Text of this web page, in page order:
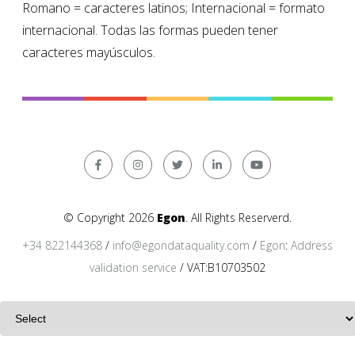
Romano = caracteres latinos; Internacional = formato
internacional. Todas las formas pueden tener
caracteres mayúsculos.
© Copyright 2026 Egon. All Rights Reserverd.
+34 822144368 / info@egondataquality.com / Egon: Address
validation service / VAT:B10703502